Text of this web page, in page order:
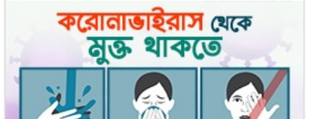
ভেজাল-নিষিদ্ধ ওষুধের বিষয়ে জিরো টলারেন্স: স্বাস্থ্যমন্ত্রী
মিয়ানমারের অভ্যন্তরীণ সমস্যার প্রভাব সেন্টমার্টিনে
হজে কতজন মানুষ অংশ নিয়েছেন জানাল সৌদি আরব
সরকার অবাধ তথ্য প্রবাহে বিশ্বাসী: শিক্ষা প্রতিমন্ত্রী